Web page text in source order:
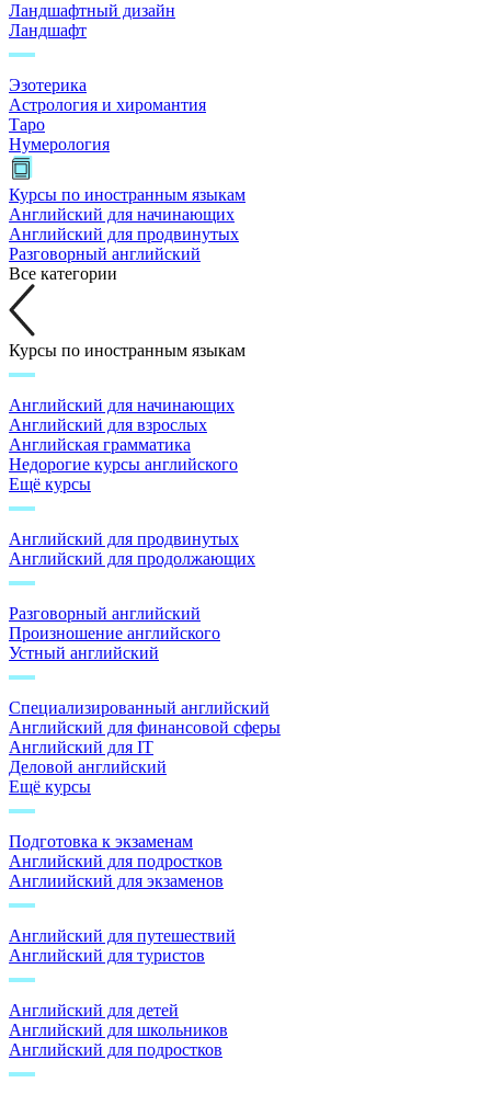
Ландшафтный дизайн
Ландшафт
Эзотерика
Астрология и хиромантия
Таро
Нумерология
Курсы по иностранным языкам
Английский для начинающих
Английский для продвинутых
Разговорный английский
Все категории
Курсы по иностранным языкам
Английский для начинающих
Английский для взрослых
Английская грамматика
Недорогие курсы английского
Ещё курсы
Английский для продвинутых
Английский для продолжающих
Разговорный английский
Произношение английского
Устный английский
Специализированный английский
Английский для финансовой сферы
Английский для IT
Деловой английский
Ещё курсы
Подготовка к экзаменам
Английский для подростков
Англиийский для экзаменов
Английский для путешествий
Английский для туристов
Английский для детей
Английский для школьников
Английский для подростков